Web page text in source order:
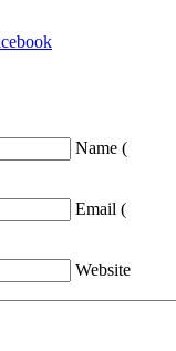
Name (
Email (
Website